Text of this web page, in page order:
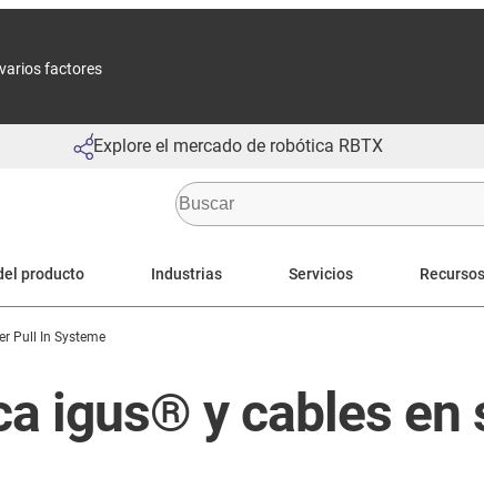
factores
Explore el mercado de robótica RBTX
producto Industrias Servicios Recursos
Pull In Systeme
igus® y cables en